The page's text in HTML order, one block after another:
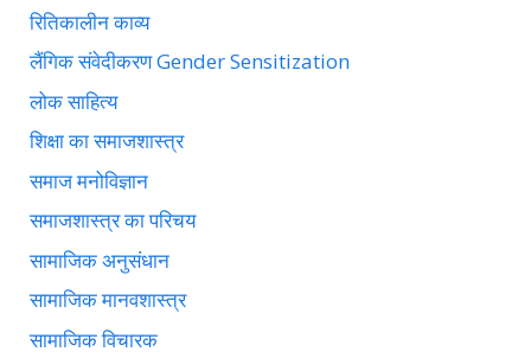
रितिकालीन काव्य
लैंगिक संवेदीकरण Gender Sensitization
लोक साहित्य
शिक्षा का समाजशास्त्र
समाज मनोविज्ञान
समाजशास्त्र का परिचय
सामाजिक अनुसंधान
सामाजिक मानवशास्त्र
सामाजिक विचारक